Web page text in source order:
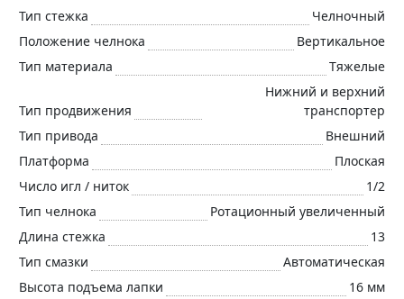
Тип стежка
Челночный
Положение челнока
Вертикальное
Тип материала
Тяжелые
Тип продвижения
Нижний и верхний
транспортер
Тип привода
Внешний
Платформа
Плоская
Число игл / ниток
1/2
Тип челнока
Ротационный увеличенный
Длина стежка
13
Тип смазки
Автоматическая
Высота подъема лапки
16 мм